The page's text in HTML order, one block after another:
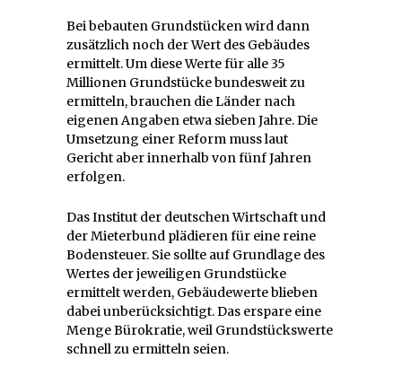
Bei bebauten Grundstücken wird dann
zusätzlich noch der Wert des Gebäudes
ermittelt. Um diese Werte für alle 35
Millionen Grundstücke bundesweit zu
ermitteln, brauchen die Länder nach
eigenen Angaben etwa sieben Jahre. Die
Umsetzung einer Reform muss laut
Gericht aber innerhalb von fünf Jahren
erfolgen.
Das Institut der deutschen Wirtschaft und
der Mieterbund plädieren für eine reine
Bodensteuer. Sie sollte auf Grundlage des
Wertes der jeweiligen Grundstücke
ermittelt werden, Gebäudewerte blieben
dabei unberücksichtigt. Das erspare eine
Menge Bürokratie, weil Grundstückswerte
schnell zu ermitteln seien.